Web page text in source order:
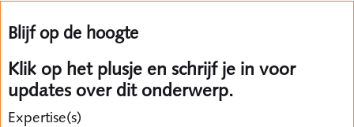
Blijf op de hoogte
Klik op het plusje en schrijf je in voor
updates over dit onderwerp.
Expertise(s)